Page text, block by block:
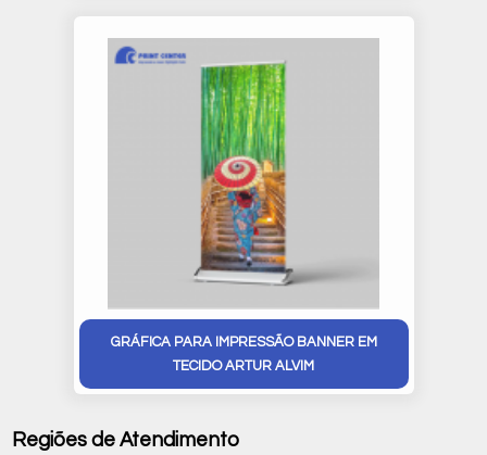
GRÁFICA PARA IMPRESSÃO BANNER EM
TECIDO ARTUR ALVIM
Regiões de Atendimento